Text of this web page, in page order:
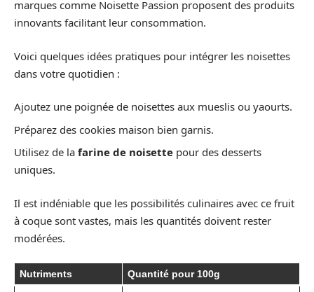
marques comme Noisette Passion proposent des produits
innovants facilitant leur consommation.
Voici quelques idées pratiques pour intégrer les noisettes
dans votre quotidien :
Ajoutez une poignée de noisettes aux mueslis ou yaourts.
Préparez des cookies maison bien garnis.
Utilisez de la farine de noisette pour des desserts
uniques.
Il est indéniable que les possibilités culinaires avec ce fruit
à coque sont vastes, mais les quantités doivent rester
modérées.
Nutriments Quantité pour 100g